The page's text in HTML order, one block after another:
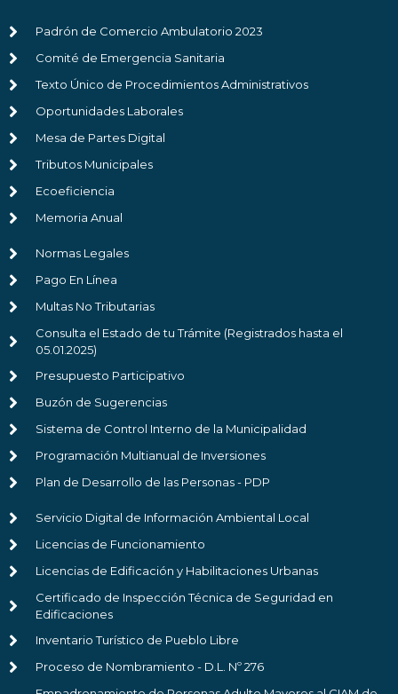
Padrón de Comercio Ambulatorio 2023
Comité de Emergencia Sanitaria
Texto Único de Procedimientos Administrativos
Oportunidades Laborales
Mesa de Partes Digital
Tributos Municipales
Ecoeficiencia
Memoria Anual
Normas Legales
Pago En Línea
Multas No Tributarias
Consulta el Estado de tu Trámite (Registrados hasta el
05.01.2025)
Presupuesto Participativo
Buzón de Sugerencias
Sistema de Control Interno de la Municipalidad
Programación Multianual de Inversiones
Plan de Desarrollo de las Personas - PDP
Servicio Digital de Información Ambiental Local
Licencias de Funcionamiento
Licencias de Edificación y Habilitaciones Urbanas
Certificado de Inspección Técnica de Seguridad en
Edificaciones
Inventario Turístico de Pueblo Libre
Proceso de Nombramiento - D.L. Nº 276